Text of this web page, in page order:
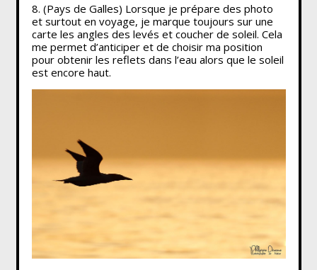
8. (Pays de Galles) Lorsque je prépare des photo
et surtout en voyage, je marque toujours sur une
carte les angles des levés et coucher de soleil. Cela
me permet d’anticiper et de choisir ma position
pour obtenir les reflets dans l’eau alors que le soleil
est encore haut.